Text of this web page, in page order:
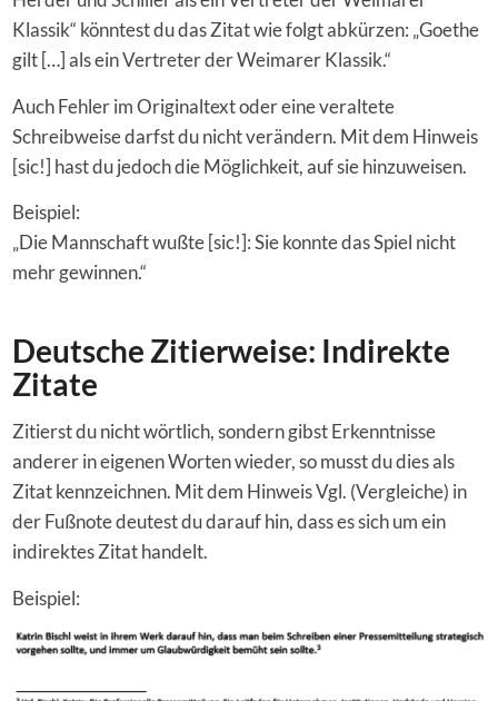
Klassik“ könntest du das Zitat wie folgt abkürzen: „Goethe
gilt […] als ein Vertreter der Weimarer Klassik.“
Auch Fehler im Originaltext oder eine veraltete
Schreibweise darfst du nicht verändern. Mit dem Hinweis
[sic!] hast du jedoch die Möglichkeit, auf sie hinzuweisen.
Beispiel:
„Die Mannschaft wußte [sic!]: Sie konnte das Spiel nicht
mehr gewinnen.“
Deutsche Zitierweise: Indirekte
Zitate
Zitierst du nicht wörtlich, sondern gibst Erkenntnisse
anderer in eigenen Worten wieder, so musst du dies als
Zitat kennzeichnen. Mit dem Hinweis Vgl. (Vergleiche) in
der Fußnote deutest du darauf hin, dass es sich um ein
indirektes Zitat handelt.
Beispiel: